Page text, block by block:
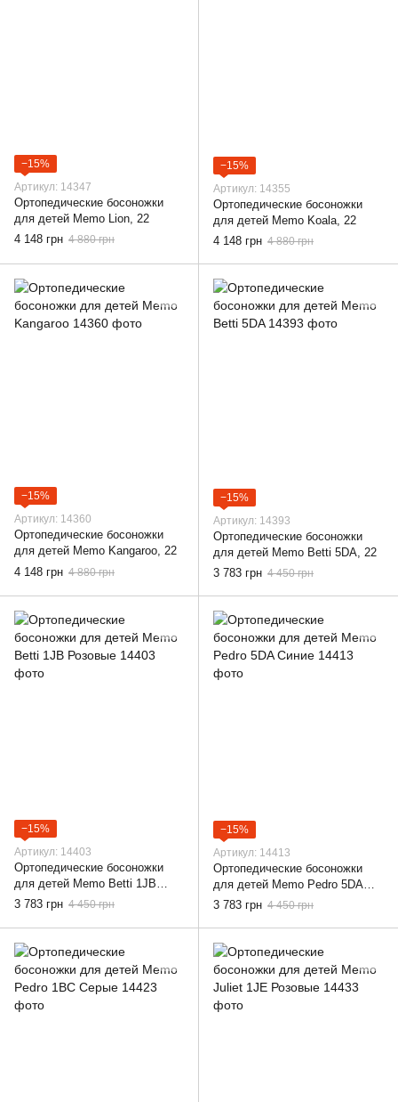
−15%
Артикул: 14347
Ортопедические босоножки
для детей Memo Lion, 22
4 148 грн 4 880 грн
−15%
Артикул: 14355
Ортопедические босоножки
для детей Memo Koala, 22
4 148 грн 4 880 грн
−15%
Артикул: 14360
Ортопедические босоножки
для детей Memo Kangaroo, 22
4 148 грн 4 880 грн
−15%
Артикул: 14393
Ортопедические босоножки
для детей Memo Betti 5DA, 22
3 783 грн 4 450 грн
−15%
Артикул: 14403
Ортопедические босоножки
для детей Memo Betti 1JB
Розовые, 22
3 783 грн 4 450 грн
−15%
Артикул: 14413
Ортопедические босоножки
для детей Memo Pedro 5DA
Синие, 22
3 783 грн 4 450 грн